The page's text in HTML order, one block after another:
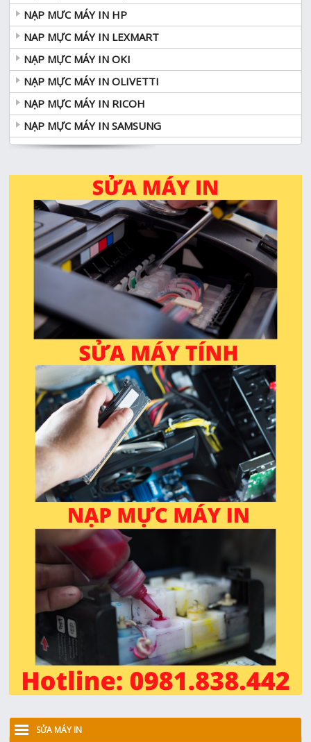
NẠP MƯC MÁY IN HP
NAP MỰC MÁY IN LEXMART
NẠP MỰC MÁY IN OKI
NẠP MỰC MÁY IN OLIVETTI
NẠP MỰC MÁY IN RICOH
NẠP MỰC MÁY IN SAMSUNG
SỬA MÁY IN